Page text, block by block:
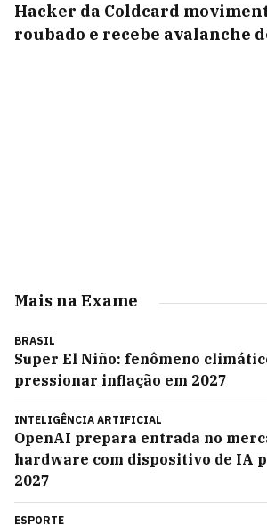
Hacker da Coldcard
roubado e recebe avalanche
Mais na Exame
BRASIL
Super El Niño: fenômeno
pressionar inflação em 2027
INTELIGÊNCIA ARTIFICIAL
OpenAI prepara entrada no
hardware com dispositivo de IA
2027
ESPORTE